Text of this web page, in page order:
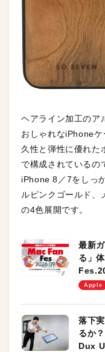
ヘアライン加工のア
おしゃれなiPhone
久性と弾性に優れた
で構成されているの
iPhone 8／7をしっ
ルピンクゴールド、
の4色展開です。
最新
る」
しま
Apple
落下
るか
Dux